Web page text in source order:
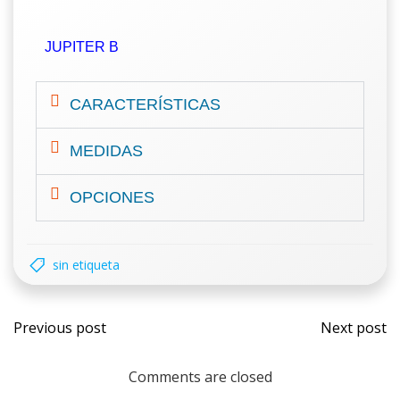
JUPITER B
CARACTERÍSTICAS
MEDIDAS
OPCIONES
sin etiqueta
Previous post Next post
Comments are closed